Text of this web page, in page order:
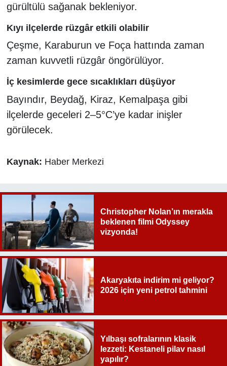
gürültülü sağanak bekleniyor.
Kıyı ilçelerde rüzgâr etkili olabilir
Çeşme, Karaburun ve Foça hattında zaman
zaman kuvvetli rüzgâr öngörülüyor.
İç kesimlerde gece sıcaklıkları düşüyor
Bayındır, Beydağ, Kiraz, Kemalpaşa gibi
ilçelerde geceleri 2–5°C’ye kadar inişler
görülecek.
Kaynak: Haber Merkezi
Christopher Nolan’ın merakla
beklenen filmi Odyssey
vizyonda!
Akaryakıta indirim mi geliyor?
2026 için yeni petrol tahmini
Yılbaşı sofralarının klasik
lezzeti: Kestaneli pilav nasıl
yapılır?